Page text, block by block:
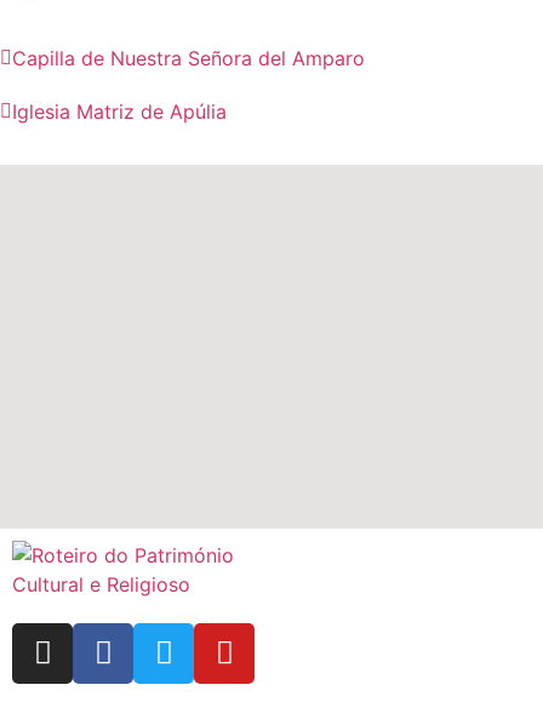
Capilla de Nuestra Señora del Amparo
Iglesia Matriz de Apúlia